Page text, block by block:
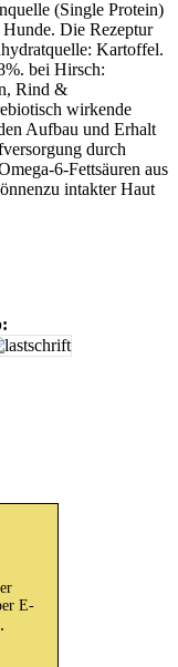
(Single Protein)
Hunde. Die Rezeptur
Kartoffel.
bei Hirsch:
Rind &
wirkende
Aufbau und Erhalt
durch
6-Fettsäuren aus
intakter Haut
E-
.